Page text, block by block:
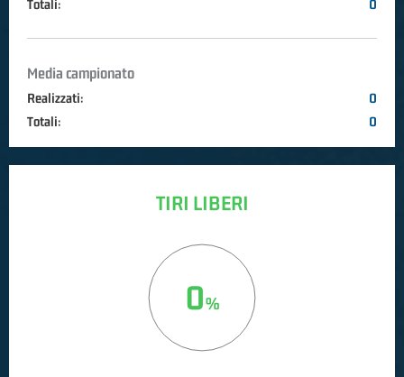
Totali: 0
Media campionato
Realizzati:
0
Totali:
0
TIRI LIBERI
0